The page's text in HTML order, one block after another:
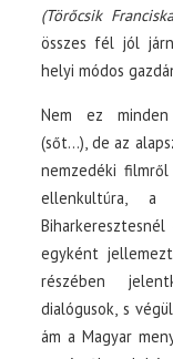
(Törőcsik
összes fél jól
helyi módos
Nem ez minden
(sőt…), de az
nemzedéki
ellenkultúra, a
egyként
részében
dialógusok, s
ám a Magyar